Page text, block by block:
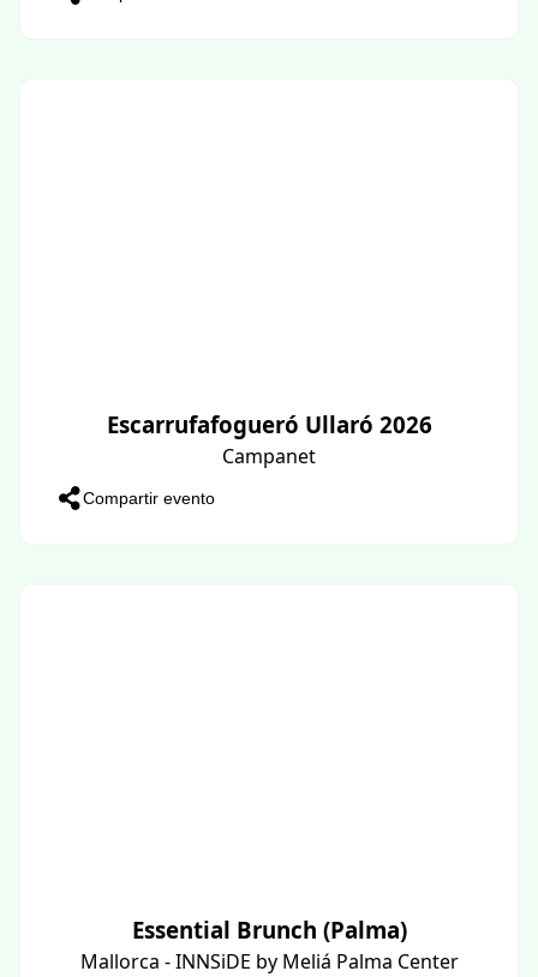
Escarrufafogueró Ullaró 2026
Campanet
Compartir evento
Essential Brunch (Palma)
Mallorca - INNSiDE by Meliá Palma Center